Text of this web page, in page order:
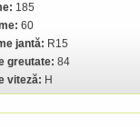
185
60
jantă: R15
greutate: 84
viteză: H